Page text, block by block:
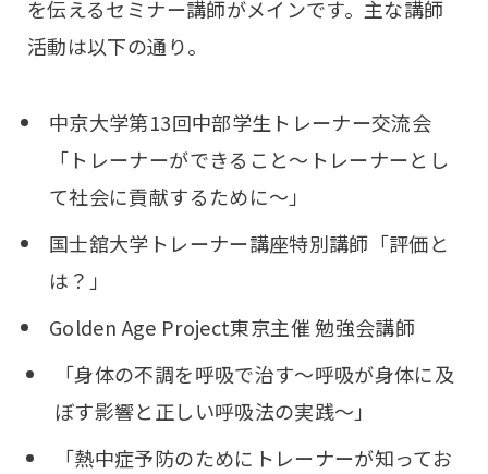
を伝えるセミナー講師がメインです。主な講師
活動は以下の通り。
中京大学第13回中部学生トレーナー交流会
「トレーナーができること〜トレーナーとし
て社会に貢献するために〜」
国士舘大学トレーナー講座特別講師「評価と
は？」
Golden Age Project東京主催 勉強会講師
「身体の不調を呼吸で治す〜呼吸が身体に及
ぼす影響と正しい呼吸法の実践〜」
「熱中症予防のためにトレーナーが知ってお